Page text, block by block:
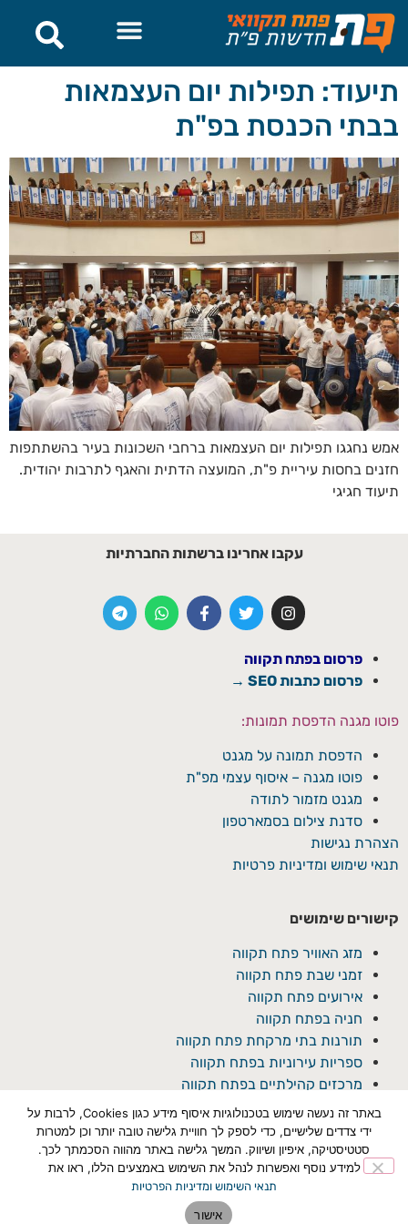
לתוכן
תיעוד: תפילות יום העצמאות
בבתי הכנסת בפ"ת
אמש נחגגו תפילות יום העצמאות ברחבי השכונות בעיר בהשתתפות
חזנים בחסות עיריית פ"ת, המועצה הדתית והאגף לתרבות יהודית.
תיעוד חגיגי
עקבו אחרינו ברשתות החברתיות
פרסום בפתח תקווה
פרסום כתבות SEO →
פוטו מגנה הדפסת תמונות:
הדפסת תמונה על מגנט
פוטו מגנה – איסוף עצמי מפ"ת
מגנט מזמור לתודה
סדנת צילום בסמארטפון
הצהרת נגישות
תנאי שימוש ומדיניות פרטיות
קישורים שימושים
מזג האוויר פתח תקווה
זמני שבת פתח תקווה
אירועים פתח תקווה
חניה בפתח תקווה
תורנות בתי מרקחת פתח תקווה
ספריות עירוניות בפתח תקווה
מרכזים קהילתיים בפתח תקווה
באתר זה נעשה שימוש בטכנולוגיות איסוף מידע כגון Cookies, לרבות על
ידי צדדים שלישיים, כדי לספק לך חוויית גלישה טובה יותר וכן למטרות
סטטיסטיקה, איפיון ושיווק. המשך גלישה באתר מהווה הסכמתך לכך.
למידע נוסף ואפשרות לנהל את השימוש באמצעים הללו, ראו את
תנאי השימוש ומדיניות הפרטיות
אישור